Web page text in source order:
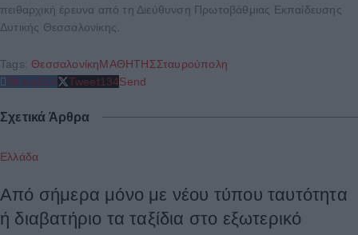
πειθαρχική έρευνα από τη Διεύθυνση Πρωτοβάθμιας Εκπαίδευσης
Δυτικής Θεσσαλονίκης.
Tags: ΘεσσαλονίκηΜΑΘΗΤΗΣΣταυρούπολη
Share214 Tweet134Send
Σχετικά Άρθρα
Ελλάδα
Από σήμερα μόνο με νέου τύπου ταυτότητα
ή διαβατήριο τα ταξίδια στο εξωτερικό